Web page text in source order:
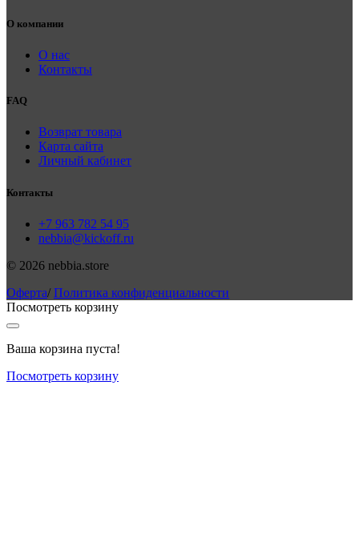
О компании
О нас
Контакты
FAQ
Возврат товара
Карта сайта
Личный кабинет
Контакты
+7 963 782 54 95
nebbia@kickoff.ru
© 2026 nebbia.store
Оферта/ Политика конфиденциальности
Посмотреть корзину
Ваша корзина пуста!
Посмотреть корзину